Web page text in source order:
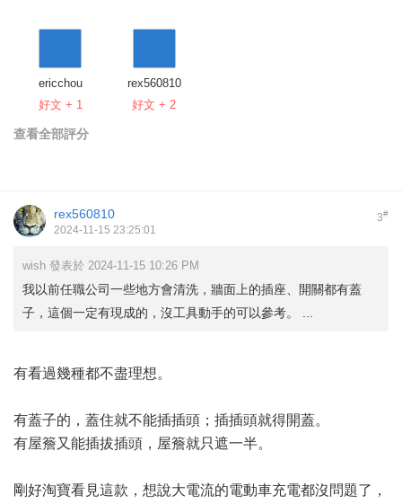
ericchou
好文 + 1
rex560810
好文 + 2
查看全部評分
3#
rex560810
2024-11-15 23:25:01
wish 發表於 2024-11-15 10:26 PM
我以前任職公司一些地方會清洗，牆面上的插座、開關都有蓋
子，這個一定有現成的，沒工具動手的可以參考。 ...
有看過幾種都不盡理想。
有蓋子的，蓋住就不能插插頭；插插頭就得開蓋。
有屋簷又能插拔插頭，屋簷就只遮一半。
剛好淘寶看見這款，想說大電流的電動車充電都沒問題了，